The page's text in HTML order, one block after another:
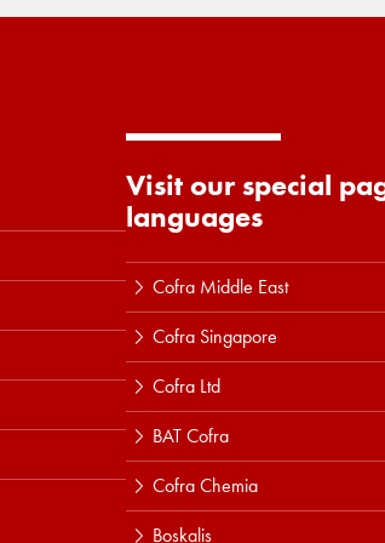
Visit our special
languages
Cofra Middle East
Cofra Singapore
Cofra Ltd
BAT Cofra
Cofra Chemia
Boskalis